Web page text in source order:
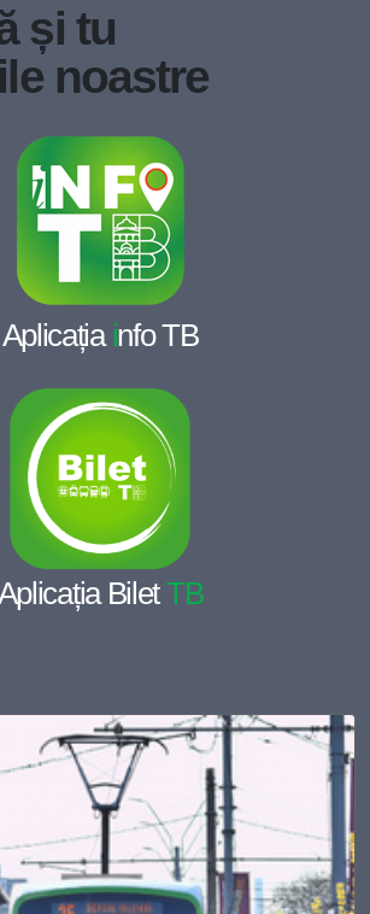
și tu
noastre
Aplicația info TB
BiletTB